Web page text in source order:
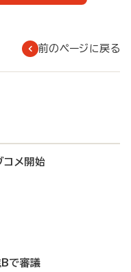
前のページに戻る
コメ開始
Bで審議